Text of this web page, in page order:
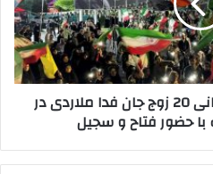
فیلم / جشن و عروس‌کِشانی 20 زوج جان فدا ملاردی در
حضور فتاح و سجیل